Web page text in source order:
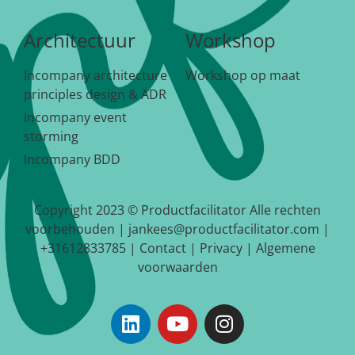
Architectuur
Incompany architecture
principles design & ADR
Incompany event
storming
Incompany BDD
Workshop
Workshop op maat
Copyright 2023 © Productfacilitator Alle rechten
voorbehouden | jankees@productfacilitator.com |
+31612833785 | Contact| Privacy| Algemene
voorwaarden